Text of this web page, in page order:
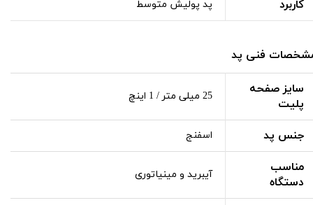
کاربرد پد پولیش متوسط
فنی پد
سایز صفحه
پلیت
25 میلی متر / 1 اینچ
جنس پد اسفنج
مناسب
دستگاه
آیبرید و مینیاتوری